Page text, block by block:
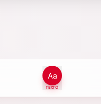
TEXTO